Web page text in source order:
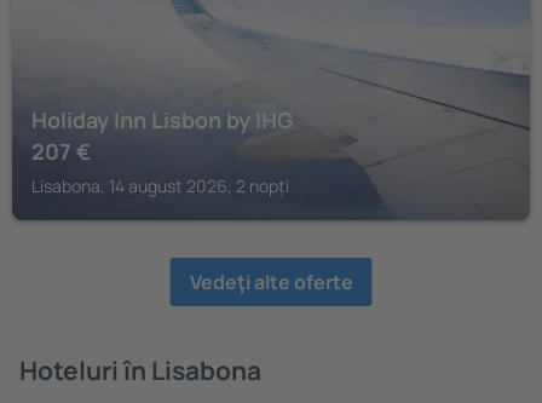
Holiday Inn Lisbon by IHG
207 €
Lisabona, 14 august 2026, 2 nopți
Vedeţi alte oferte
Hoteluri în Lisabona